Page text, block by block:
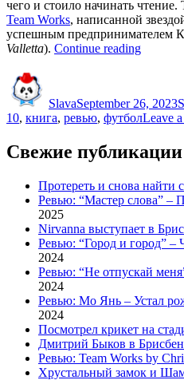
чего и стоило начинать
Team Works, написанной
успешным предпринимателем
Valletta). Continue reading“Ревью:
Chris
Valletta”
SlavaSeptember 26, 2023
10, книга, ревью, футболLeave
Свежие публикации
Протереть и снова найти
Ревью: “Мастер слова” –
2025
Nirvanna выступает в
Ревью: “Город и город” –
2024
Ревью: “Не отпускай
2024
Ревью: Мо Янь – Устал
2024
Посмотрел крикет на
Дмитрий Быков в
Ревью: Team Works by
Хрустальный замок и